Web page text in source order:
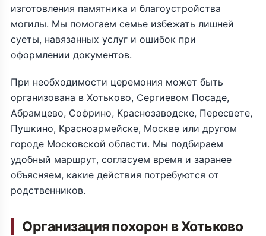
изготовления памятника и благоустройства
могилы. Мы помогаем семье избежать лишней
суеты, навязанных услуг и ошибок при
оформлении документов.
При необходимости церемония может быть
организована в Хотьково, Сергиевом Посаде,
Абрамцево, Софрино, Краснозаводске, Пересвете,
Пушкино, Красноармейске, Москве или другом
городе Московской области. Мы подбираем
удобный маршрут, согласуем время и заранее
объясняем, какие действия потребуются от
родственников.
Организация похорон в Хотьково